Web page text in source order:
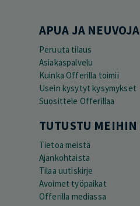
APUA JA NEUVOJA
Peruuta tilaus
Asiakaspalvelu
Kuinka Offerilla toimii
Usein kysytyt kysymykset
Suosittele Offerillaa
TUTUSTU MEIHIN
Tietoa meistä
Ajankohtaista
Tilaa uutiskirje
Avoimet työpaikat
Offerilla mediassa